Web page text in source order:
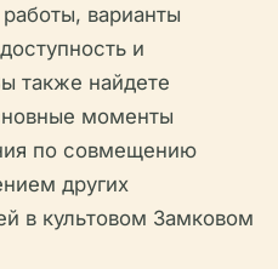
варианты
и
также найдете
моменты
по совмещению
других
в культовом Замковом